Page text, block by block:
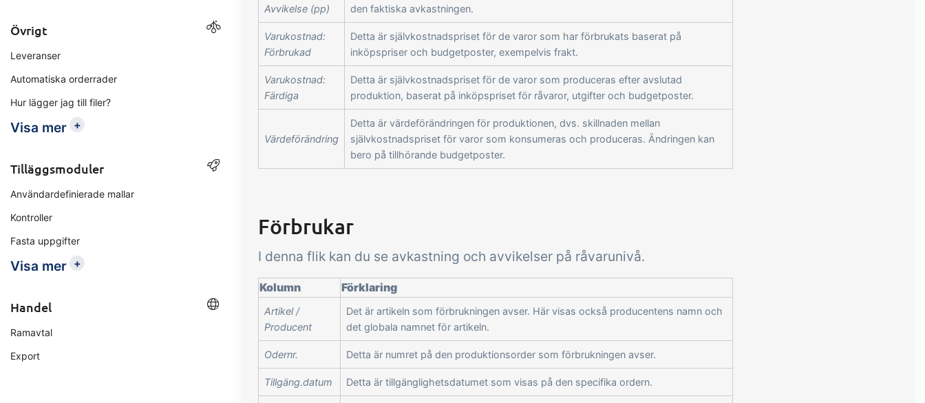
Övrigt
Leveranser
Automatiska orderrader
Hur lägger jag till filer?
Visa mer +
Tilläggsmoduler
Användardefinierade mallar
Kontroller
Fasta uppgifter
Visa mer +
Handel
Ramavtal
Export
Avvikelse (pp)
den faktiska avkastningen.
Varukostnad:
Förbrukad
Detta är självkostnadspriset för de varor som har förbrukats baserat på
inköpspriser och budgetposter, exempelvis frakt.
Varukostnad:
Färdiga
Detta är självkostnadspriset för de varor som produceras efter avslutad
produktion, baserat på inköpspriset för råvaror, utgifter och budgetposter.
Värdeförändring
Detta är värdeförändringen för produktionen, dvs. skillnaden mellan
självkostnadspriset för varor som konsumeras och produceras. Ändringen kan
bero på tillhörande budgetposter.
Förbrukar
I denna flik kan du se avkastning och avvikelser på råvarunivå.
Kolumn Förklaring
Artikel /
Producent
Det är artikeln som förbrukningen avser. Här visas också producentens namn och
det globala namnet för artikeln.
Odernr. Detta är numret på den produktionsorder som förbrukningen avser.
Tillgäng.datum Detta är tillgänglighetsdatumet som visas på den specifika ordern.